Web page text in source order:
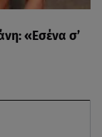
«Εσένα σ’